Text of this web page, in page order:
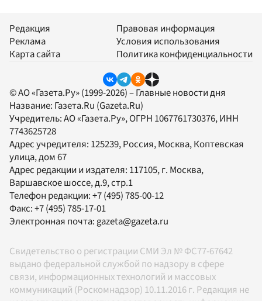
Редакция
Реклама
Карта сайта
Правовая информация
Условия использования
Политика конфиденциальности
© АО «Газета.Ру» (1999-2026) – Главные новости дня
Название: Газета.Ru (Gazeta.Ru)
Учредитель:АО «Газета.Ру», ОГРН 1067761730376, ИНН
7743625728
Адрес учредителя: 125239, Россия, Москва, Коптевская
улица, дом 67
Адрес редакции и издателя: 117105, г. Москва,
Варшавское шоссе, д.9, стр.1
Телефон редакции:+7 (495) 785-00-12
Факс:+7 (495) 785-17-01
Электронная почта:gazeta@gazeta.ru
Свидетельство о регистрации СМИ Эл № ФС77-67642
выдано федеральной службой по надзору в сфере
связи, информационных технологий и массовых
коммуникаций (Роскомнадзор) 10.11.2016 г. Редакция не